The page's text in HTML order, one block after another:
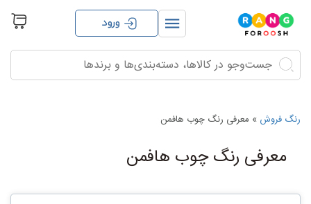
جستجو
برای:
جستجو
ورود
رنگ فروش » معرفی رنگ چوب هافمن
معرفی رنگ چوب هافمن